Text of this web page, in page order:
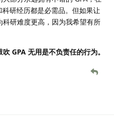
研经历都是必需品。但如果让
研难度更高，因为我希望有所
GPA 无用是不负责任的行为。